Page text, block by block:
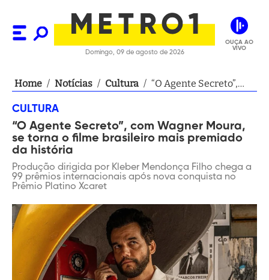
Domingo, 09 de agosto de 2026
OUÇA AO
VIVO
Home / Notícias / Cultura / “O Agente Secreto”,
mais premiado da
história
CULTURA
“O Agente Secreto”, com Wagner Moura,
se torna o filme brasileiro mais premiado
da história
Produção dirigida por Kleber Mendonça Filho chega a
99 prêmios internacionais após nova conquista no
Prêmio Platino Xcaret